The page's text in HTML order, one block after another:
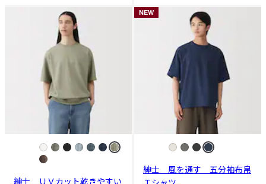
紳士 ＵＶカット乾きやすい
NEW
紳士 風を通す 五分袖布帛